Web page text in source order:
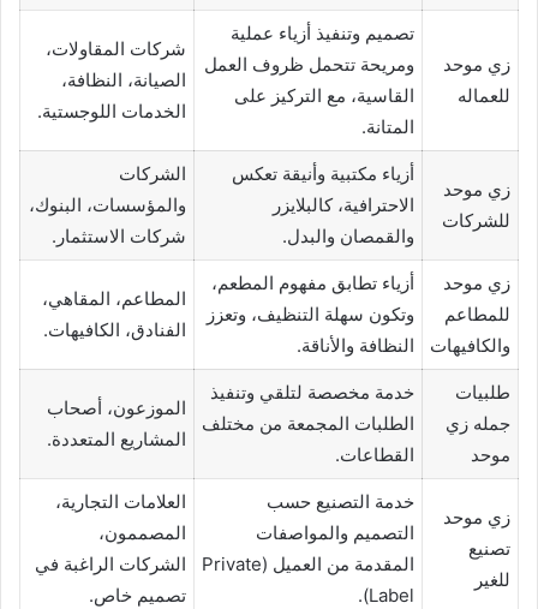
زي موحد
للعماله
تصميم وتنفيذ أزياء عملية
ومريحة تتحمل ظروف العمل
القاسية، مع التركيز على
المتانة.
شركات المقاولات،
الصيانة، النظافة،
الخدمات اللوجستية.
زي موحد
للشركات
أزياء مكتبية وأنيقة تعكس
الاحترافية، كالبلايزر
والقمصان والبدل.
الشركات
والمؤسسات، البنوك،
شركات الاستثمار.
زي موحد
للمطاعم
والكافيهات
أزياء تطابق مفهوم المطعم،
وتكون سهلة التنظيف، وتعزز
النظافة والأناقة.
المطاعم، المقاهي،
الفنادق، الكافيهات.
طلبيات
جمله زي
موحد
خدمة مخصصة لتلقي وتنفيذ
الطلبات المجمعة من مختلف
القطاعات.
الموزعون، أصحاب
المشاريع المتعددة.
زي موحد
تصنيع
للغير
خدمة التصنيع حسب
التصميم والمواصفات
المقدمة من العميل (Private
Label).
العلامات التجارية،
المصممون،
الشركات الراغبة في
تصميم خاص.